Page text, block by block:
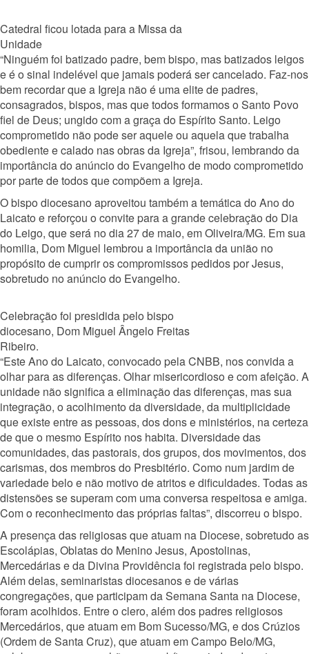
Catedral ficou lotada para a Missa da
Unidade
“Ninguém foi batizado padre, bem bispo, mas batizados leigos
e é o sinal indelével que jamais poderá ser cancelado. Faz-nos
bem recordar que a Igreja não é uma elite de padres,
consagrados, bispos, mas que todos formamos o Santo Povo
fiel de Deus; ungido com a graça do Espírito Santo. Leigo
comprometido não pode ser aquele ou aquela que trabalha
obediente e calado nas obras da Igreja”, frisou, lembrando da
importância do anúncio do Evangelho de modo comprometido
por parte de todos que compõem a Igreja.
O bispo diocesano aproveitou também a temática do Ano do
Laicato e reforçou o convite para a grande celebração do Dia
do Leigo, que será no dia 27 de maio, em Oliveira/MG. Em sua
homilia, Dom Miguel lembrou a importância da união no
propósito de cumprir os compromissos pedidos por Jesus,
sobretudo no anúncio do Evangelho.
Celebração foi presidida pelo bispo
diocesano, Dom Miguel Ângelo Freitas
Ribeiro.
“Este Ano do Laicato, convocado pela CNBB, nos convida a
olhar para as diferenças. Olhar misericordioso e com afeição. A
unidade não significa a eliminação das diferenças, mas sua
integração, o acolhimento da diversidade, da multiplicidade
que existe entre as pessoas, dos dons e ministérios, na certeza
de que o mesmo Espírito nos habita. Diversidade das
comunidades, das pastorais, dos grupos, dos movimentos, dos
carismas, dos membros do Presbitério. Como num jardim de
variedade belo e não motivo de atritos e dificuldades. Todas as
distensões se superam com uma conversa respeitosa e amiga.
Com o reconhecimento das próprias faltas”, discorreu o bispo.
A presença das religiosas que atuam na Diocese, sobretudo as
Escolápias, Oblatas do Menino Jesus, Apostolinas,
Mercedárias e da Divina Providência foi registrada pelo bispo.
Além delas, seminaristas diocesanos e de várias
congregações, que participam da Semana Santa na Diocese,
foram acolhidos. Entre o clero, além dos padres religiosos
Mercedários, que atuam em Bom Sucesso/MG, e dos Crúzios
(Ordem de Santa Cruz), que atuam em Campo Belo/MG,